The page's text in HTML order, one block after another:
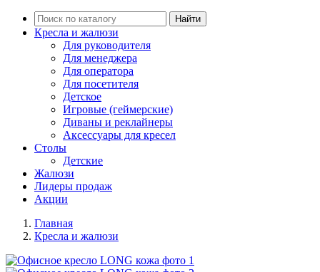
Найти
Кресла и жалюзи
Для руководителя
Для менеджера
Для оператора
Для посетителя
Детское
Игровые (геймерские)
Диваны и реклайнеры
Аксессуары для кресел
Столы
Детские
Жалюзи
Лидеры продаж
Акции
Главная
Кресла и жалюзи